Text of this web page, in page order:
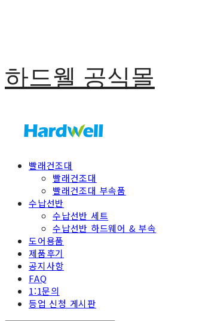
하드웰 공식몰
빨래건조대
빨래건조대
빨래건조대 부속품
수납선반
수납선반 세트
수납선반 하드웨어 & 부속
도어용품
제품후기
공지사항
FAQ
1:1문의
등업 신청 게시판